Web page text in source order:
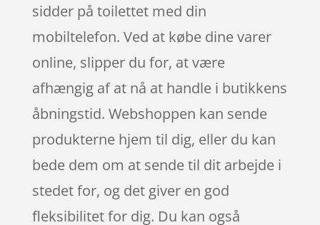
sidder på toilettet med din
mobiltelefon. Ved at købe dine varer
online, slipper du for, at være
afhængig af at nå at handle i butikkens
åbningstid. Webshoppen kan sende
produkterne hjem til dig, eller du kan
bede dem om at sende til dit arbejde i
stedet for, og det giver en god
fleksibilitet for dig. Du kan også